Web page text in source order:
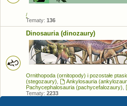
/
Tematy: 136
Dinosauria (dinozaury)
Ornithopoda (ornitopody) i pozostałe
(stegozaury)
Ankylosauria
Pachycephalosauria (pachycefalozaury)
Tematy: 2233